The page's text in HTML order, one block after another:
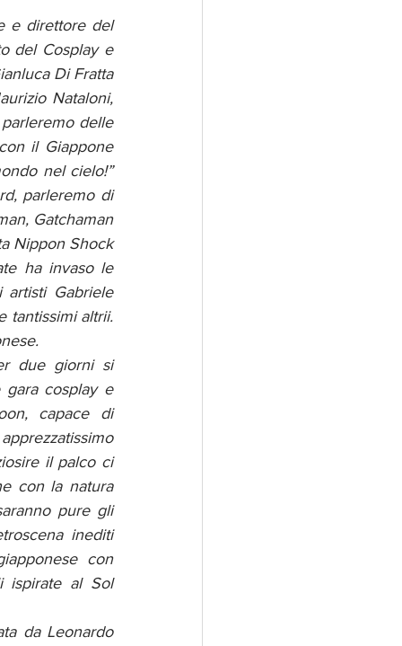
e direttore del
del Cosplay e
Di Fratta
Nataloni,
delle
il Giappone
nel cielo!”
parleremo di
Gatchaman
Nippon Shock
ha invaso le
Gabriele
tantissimi altrii.
due giorni si
gara cosplay e
capace di
il palco ci
con la natura
pure gli
inediti
con
ispirate al Sol
da Leonardo